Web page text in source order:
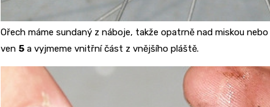
Ořech máme sundaný z náboje, takže opatrně nad miskou
ven 5 a vyjmeme vnitřní část z vnějšího pláště.